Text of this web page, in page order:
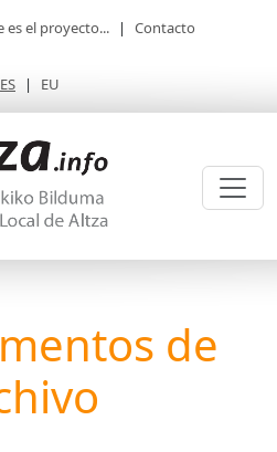
es el proyecto... | Contacto
ES | EU
de